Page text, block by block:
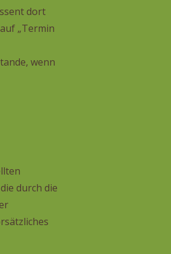
dort
„Termin
wenn
durch die